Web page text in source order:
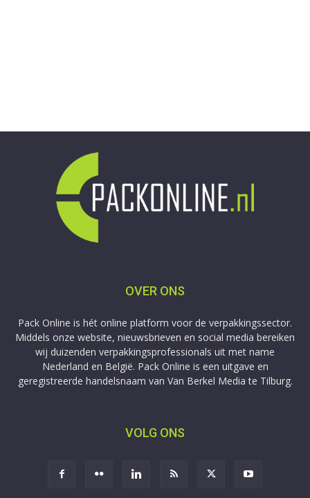
OVER ONS
Pack Online is hét online platform voor de verpakkingssector.
Middels onze website, nieuwsbrieven en social media bereiken
wij duizenden verpakkingsprofessionals uit met name
Nederland en België. Pack Online is een uitgave en
geregistreerde handelsnaam van Van Berkel Media te Tilburg.
VOLG ONS